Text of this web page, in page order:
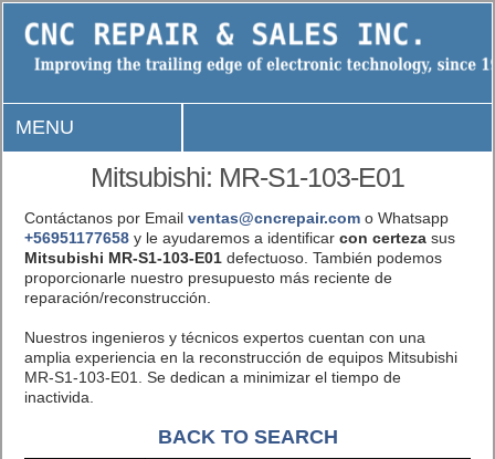
MENU
Mitsubishi: MR-S1-103-E01
Contáctanos por Email ventas@cncrepair.como Whatsapp
+56951177658y le ayudaremos a identificar con certezasus
Mitsubishi MR-S1-103-E01defectuoso. También podemos
proporcionarle nuestro presupuesto más reciente de
reparación/reconstrucción.
Nuestros ingenieros y técnicos expertos cuentan con una
amplia experiencia en la reconstrucción de equipos Mitsubishi
MR-S1-103-E01. Se dedican a minimizar el tiempo de
inactivida.
BACK TO SEARCH